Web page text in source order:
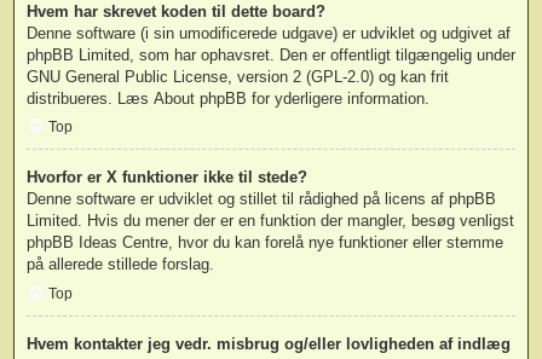
Hvem har skrevet koden til dette board?
Denne software (i sin umodificerede udgave) er udviklet og udgivet af
phpBB Limited , som har ophavsret. Den er offentligt tilgængelig under
GNU General Public License, version 2 (GPL-2.0) og kan frit
distribueres. Læs About phpBB for yderligere information.
Top
Hvorfor er X funktioner ikke til stede?
Denne software er udviklet og stillet til rådighed på licens af phpBB
Limited. Hvis du mener der er en funktion der mangler, besøg venligst
phpBB Ideas Centre, hvor du kan forelå nye funktioner eller stemme
på allerede stillede forslag.
Top
Hvem kontakter jeg vedr. misbrug og/eller lovligheden af indlæg